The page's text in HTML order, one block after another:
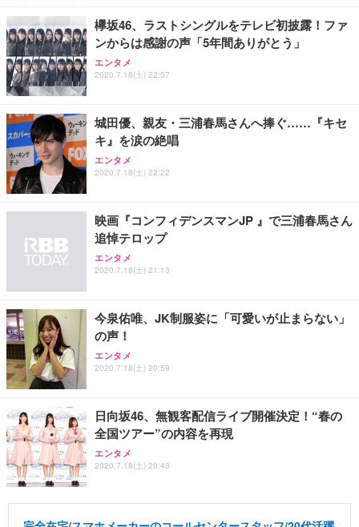
欅坂46、ラストシングルをテレビ初披露！ファ
ンからは感謝の声「5年間ありがとう」
エンタメ
2020.7.18(土) 22:57
城田優、親友・三浦春馬さんへ捧ぐ……『キセ
キ』を涙の絶唱
エンタメ
2020.7.18(土) 22:22
映画『コンフィデンスマンJP 』で三浦春馬さん
追悼テロップ
エンタメ
2020.7.18(土) 21:13
今泉佑唯、JK制服姿に「可愛いが止まらない」
の声！
エンタメ
2020.7.18(土) 20:59
日向坂46、無観客配信ライブ開催決定！“春の
全国ツアー”の内容を再現
エンタメ
2020.7.18(土) 20:43